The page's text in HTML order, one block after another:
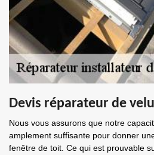
Devis réparateur de
Nous vous assurons que notre
amplement suffisante pour donner
fenêtre de toit. Ce qui est prouvable